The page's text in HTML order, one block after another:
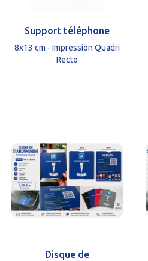
Support téléphone
8x13 cm - Impression Quadri
Recto
Disque de